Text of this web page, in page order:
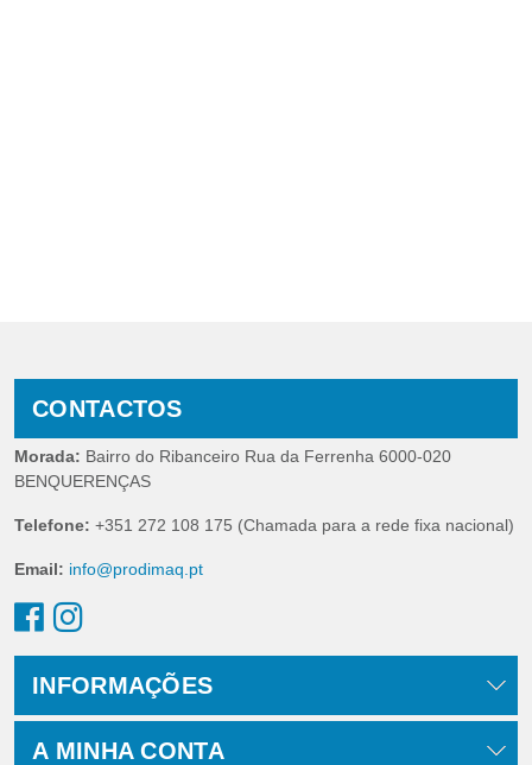
CONTACTOS
Morada: Bairro do Ribanceiro Rua da Ferrenha 6000-020
BENQUERENÇAS
Telefone: +351 272 108 175 (Chamada para a rede fixa nacional)
Email: info@prodimaq.pt
INFORMAÇÕES
A MINHA CONTA